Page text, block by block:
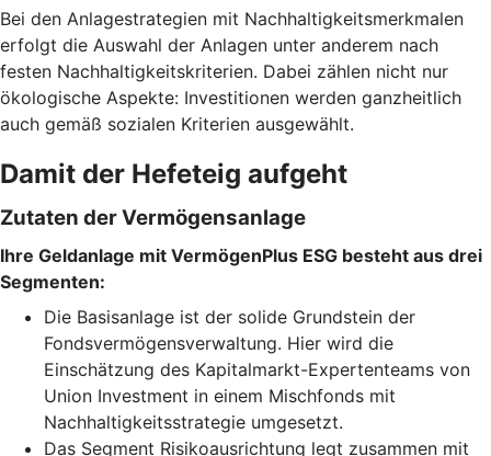
Bei den Anlagestrategien mit Nachhaltigkeitsmerkmalen
erfolgt die Auswahl der Anlagen unter anderem nach
festen Nachhaltigkeitskriterien. Dabei zählen nicht nur
ökologische Aspekte: Investitionen werden ganzheitlich
auch gemäß sozialen Kriterien ausgewählt.
Damit der Hefeteig aufgeht
Zutaten der Vermögensanlage
Ihre Geldanlage mit VermögenPlus ESG besteht aus drei
Segmenten:
Die Basisanlage ist der solide Grundstein der
Fondsvermögensverwaltung. Hier wird die
Einschätzung des Kapitalmarkt-Expertenteams von
Union Investment in einem Mischfonds mit
Nachhaltigkeitsstrategie umgesetzt.
Das Segment Risikoausrichtung legt zusammen mit